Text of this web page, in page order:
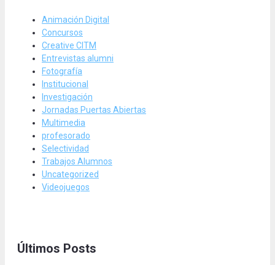
Animación Digital
Concursos
Creative CITM
Entrevistas alumni
Fotografía
Institucional
Investigación
Jornadas Puertas Abiertas
Multimedia
profesorado
Selectividad
Trabajos Alumnos
Uncategorized
Videojuegos
Últimos Posts